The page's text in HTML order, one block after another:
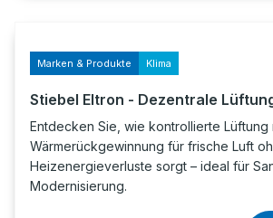
Marken & Produkte Klima
Stiebel Eltron - Dezentrale
Entdecken Sie, wie kontrollierte Lüftung
Wärmerückgewinnung für frische Luft
Heizenergieverluste sorgt – ideal für
Modernisierung.